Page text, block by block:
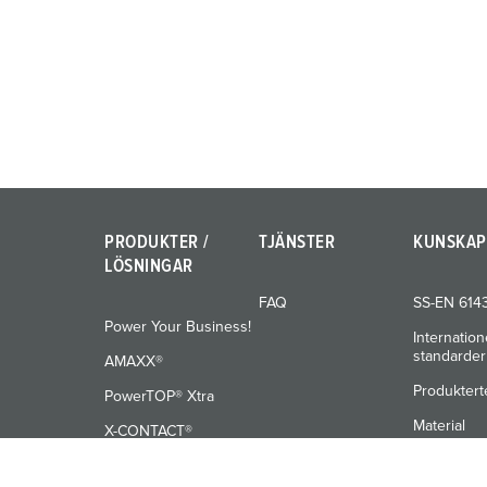
PRODUKTER /
LÖSNINGAR
Power Your Business!
AMAXX®
PowerTOP® Xtra
X-CONTACT®
TJÄNSTER
FAQ
KUNSKAP
SS-EN
standarder
Material